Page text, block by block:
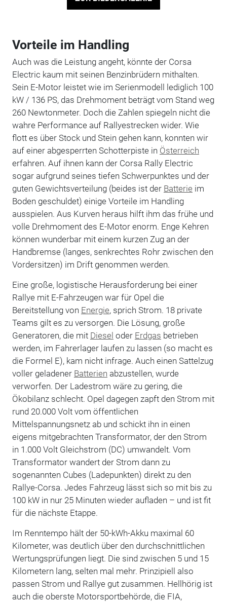
Vorteile im Handling
Auch was die Leistung angeht, könnte der Corsa
Electric kaum mit seinen Benzinbrüdern mithalten.
Sein E-Motor leistet wie im Serienmodell lediglich 100
kW / 136 PS, das Drehmoment beträgt vom Stand weg
260 Newtonmeter. Doch die Zahlen spiegeln nicht die
wahre Performance auf Rallyestrecken wider. Wie
flott es über Stock und Stein gehen kann, konnten wir
auf einer abgesperrten Schotterpiste in Österreich
erfahren. Auf ihnen kann der Corsa Rally Electric
sogar aufgrund seines tiefen Schwerpunktes und der
guten Gewichtsverteilung (beides ist der Batterie im
Boden geschuldet) einige Vorteile im Handling
ausspielen. Aus Kurven heraus hilft ihm das frühe und
volle Drehmoment des E-Motor enorm. Enge Kehren
können wunderbar mit einem kurzen Zug an der
Handbremse (langes, senkrechtes Rohr zwischen den
Vordersitzen) im Drift genommen werden.
Eine große, logistische Herausforderung bei einer
Rallye mit E-Fahrzeugen war für Opel die
Bereitstellung von Energie, sprich Strom. 18 private
Teams gilt es zu versorgen. Die Lösung, große
Generatoren, die mit Diesel oder Erdgas betrieben
werden, im Fahrerlager laufen zu lassen (so macht es
die Formel E), kam nicht infrage. Auch einen Sattelzug
voller geladener Batterien abzustellen, wurde
verworfen. Der Ladestrom wäre zu gering, die
Ökobilanz schlecht. Opel dagegen zapft den Strom mit
rund 20.000 Volt vom öffentlichen
Mittelspannungsnetz ab und schickt ihn in einen
eigens mitgebrachten Transformator, der den Strom
in 1.000 Volt Gleichstrom (DC) umwandelt. Vom
Transformator wandert der Strom dann zu
sogenannten Cubes (Ladepunkten) direkt zu den
Rallye-Corsa. Jedes Fahrzeug lässt sich so mit bis zu
100 kW in nur 25 Minuten wieder aufladen – und ist fit
für die nächste Etappe.
Im Renntempo hält der 50-kWh-Akku maximal 60
Kilometer, was deutlich über den durchschnittlichen
Wertungsprüfungen liegt. Die sind zwischen 5 und 15
Kilometern lang, selten mal mehr. Prinzipiell also
passen Strom und Rallye gut zusammen. Hellhörig ist
auch die oberste Motorsportbehörde, die FIA,